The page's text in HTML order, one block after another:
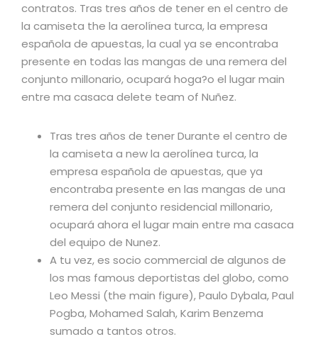
contratos. Tras tres años de tener en el centro de
la camiseta the la aerolínea turca, la empresa
española de apuestas, la cual ya se encontraba
presente en todas las mangas de una remera del
conjunto millonario, ocupará hoga?o el lugar main
entre ma casaca delete team of Nuñez.
Tras tres años de tener Durante el centro de
la camiseta a new la aerolínea turca, la
empresa española de apuestas, que ya
encontraba presente en las mangas de una
remera del conjunto residencial millonario,
ocupará ahora el lugar main entre ma casaca
del equipo de Nunez.
A tu vez, es socio commercial de algunos de
los mas famous deportistas del globo, como
Leo Messi (the main figure), Paulo Dybala, Paul
Pogba, Mohamed Salah, Karim Benzema
sumado a tantos otros.